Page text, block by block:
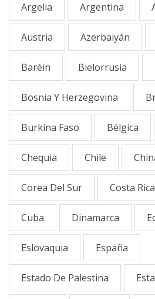
Argelia Argentina
Austria Azerbaiyán
Baréin Bielorrusia
Bosnia Y Herzegovina
Burkina Faso Bélgica
Chequia Chile
Corea Del Sur Costa Rica
Cuba Dinamarca
Eslovaquia España
Estado De Palestina